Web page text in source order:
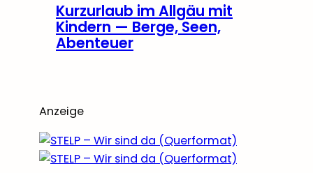
Kurzurlaub im Allgäu mit
Kindern — Berge, Seen,
Abenteuer
Anzeige